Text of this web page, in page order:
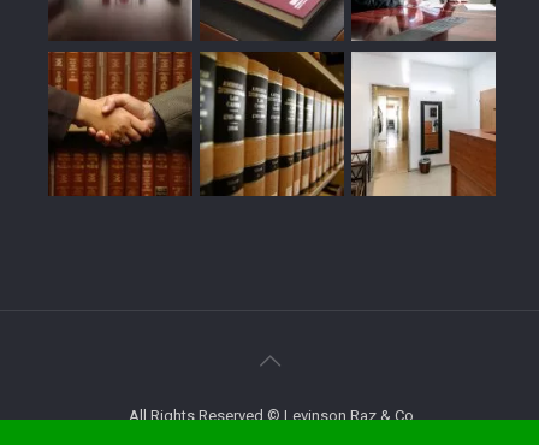
All Rights Reserved © Levinson Raz & Co.